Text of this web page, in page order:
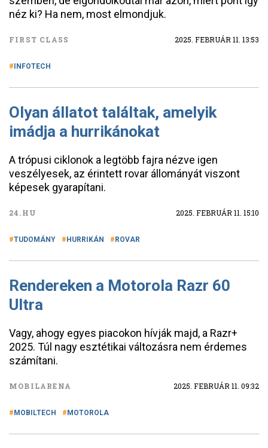
néz ki? Ha nem, most elmondjuk.
FIRST CLASS 2025. FEBRUÁR 11. 13:53
INFOTECH
Olyan állatot találtak, amelyik
imádja a hurrikánokat
A trópusi ciklonok a legtöbb fajra nézve igen
veszélyesek, az érintett rovar állományát viszont
képesek gyarapítani.
24.HU 2025. FEBRUÁR 11. 15:10
TUDOMÁNY HURRIKÁN ROVAR
Rendereken a Motorola Razr 60
Ultra
Vagy, ahogy egyes piacokon hívják majd, a Razr+
2025. Túl nagy esztétikai változásra nem érdemes
számítani.
MOBILARENA 2025. FEBRUÁR 11. 09:32
MOBILTECH MOTOROLA